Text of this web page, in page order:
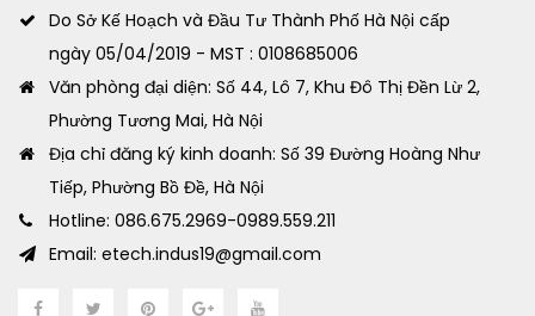
Do Sở Kế Hoạch và Đầu Tư Thành Phố Hà Nội cấp
ngày 05/04/2019 - MST : 0108685006
Văn phòng đại diện: Số 44, Lô 7, Khu Đô Thị Đền Lừ 2,
Phường Tương Mai, Hà Nội
Địa chỉ đăng ký kinh doanh: Số 39 Đường Hoàng Như
Tiếp, Phường Bồ Đề, Hà Nội
Hotline: 086.675.2969-0989.559.211
Email: etech.indus19@gmail.com